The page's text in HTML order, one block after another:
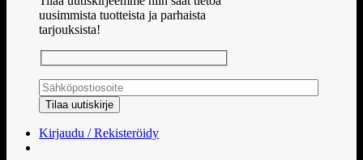
uusimmista tuotteista ja parhaista
tarjouksista!
Kirjaudu / Rekisteröidy